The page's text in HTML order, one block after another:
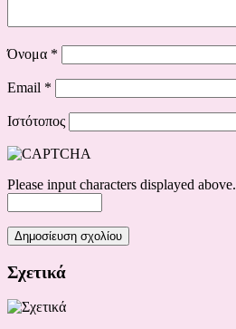
Όνομα *
Email *
Ιστότοπος
Please input characters displayed above.
Σχετικά